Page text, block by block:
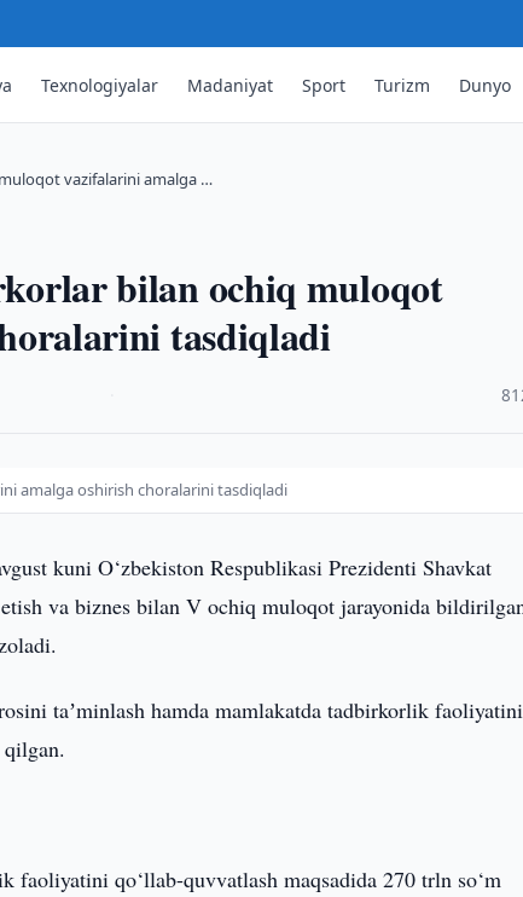
Texnologiyalar Madaniyat Sport Turizm Dunyo
vazifalarini amalga …
bilan ochiq muloqot
tasdiqladi
amalga oshirish choralarini tasdiqladi
kuni O‘zbekiston Respublikasi Prezidenti Shavkat
va biznes bilan V ochiq muloqot jarayonida
taʼminlash hamda mamlakatda tadbirkorlik faoliyatini
qo‘llab-quvvatlash maqsadida 270 trln so‘m